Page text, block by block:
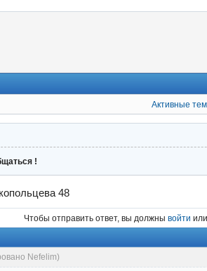
Активные
!
48
Чтобы отправить ответ, вы должны войти или
Nefelim)